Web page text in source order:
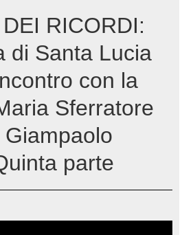
DEI RICORDI:
di Santa Lucia
con la
Sferratore
parte